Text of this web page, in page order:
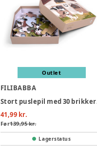
Outlet
FILIBABBA
41,99 kr.
Før139,95 kr.
Lagerstatus